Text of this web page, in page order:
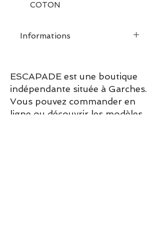
COTON
Informations
ESCAPADE est une boutique
indépendante située à Garches.
Vous pouvez commander en
ligne ou découvrir les modèles